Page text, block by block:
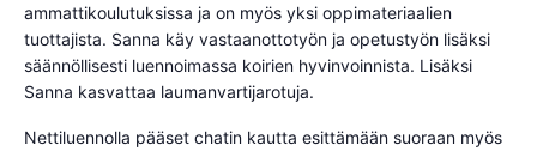
ammattikoulutuksissa ja on myös yksi oppimateriaalien
tuottajista. Sanna käy vastaanottotyön ja opetustyön lisäksi
säännöllisesti luennoimassa koirien hyvinvoinnista. Lisäksi
Sanna kasvattaa laumanvartijarotuja.
Nettiluennolla pääset chatin kautta esittämään suoraan myös